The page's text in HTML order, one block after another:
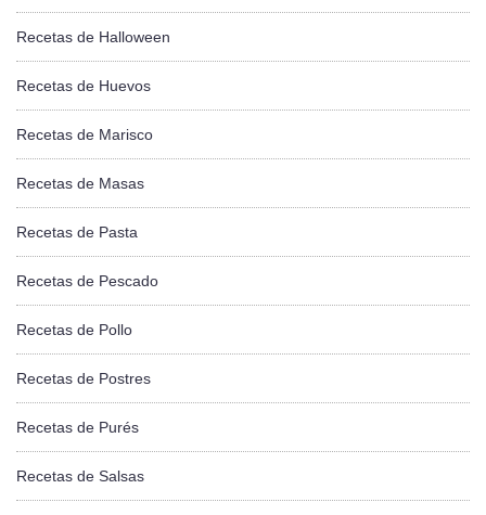
Recetas de Halloween
Recetas de Huevos
Recetas de Marisco
Recetas de Masas
Recetas de Pasta
Recetas de Pescado
Recetas de Pollo
Recetas de Postres
Recetas de Purés
Recetas de Salsas